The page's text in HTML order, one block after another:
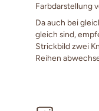
Farbdarstellung
Da auch bei
gleich sind,
Strickbild zwei
Reihen